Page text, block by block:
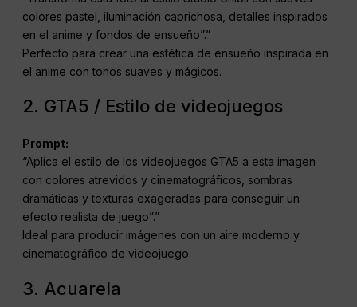
colores pastel, iluminación caprichosa, detalles inspirados
en el anime y fondos de ensueño”.”
Perfecto para crear una estética de ensueño inspirada en
el anime con tonos suaves y mágicos.
2. GTA5 / Estilo de videojuegos
Prompt:
“Aplica el estilo de los videojuegos GTA5 a esta imagen
con colores atrevidos y cinematográficos, sombras
dramáticas y texturas exageradas para conseguir un
efecto realista de juego”.”
Ideal para producir imágenes con un aire moderno y
cinematográfico de videojuego.
3. Acuarela